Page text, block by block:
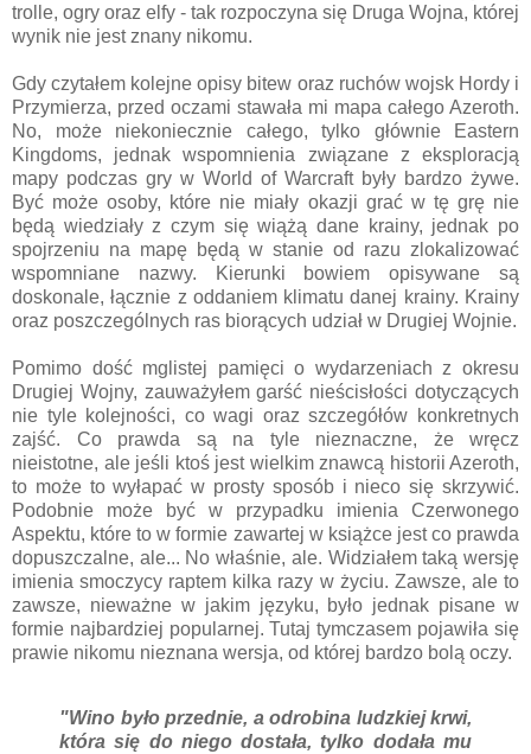
trolle, ogry oraz elfy - tak rozpoczyna się Druga Wojna, której
wynik nie jest znany nikomu.
Gdy czytałem kolejne opisy bitew oraz ruchów wojsk Hordy i
Przymierza, przed oczami stawała mi mapa całego Azeroth.
No, może niekoniecznie całego, tylko głównie Eastern
Kingdoms, jednak wspomnienia związane z eksploracją
mapy podczas gry w World of Warcraft były bardzo żywe.
Być może osoby, które nie miały okazji grać w tę grę nie
będą wiedziały z czym się wiążą dane krainy, jednak po
spojrzeniu na mapę będą w stanie od razu zlokalizować
wspomniane nazwy. Kierunki bowiem opisywane są
doskonale, łącznie z oddaniem klimatu danej krainy. Krainy
oraz poszczególnych ras biorących udział w Drugiej Wojnie.
Pomimo dość mglistej pamięci o wydarzeniach z okresu
Drugiej Wojny, zauważyłem garść nieścisłości dotyczących
nie tyle kolejności, co wagi oraz szczegółów konkretnych
zajść. Co prawda są na tyle nieznaczne, że wręcz
nieistotne, ale jeśli ktoś jest wielkim znawcą historii Azeroth,
to może to wyłapać w prosty sposób i nieco się skrzywić.
Podobnie może być w przypadku imienia Czerwonego
Aspektu, które to w formie zawartej w książce jest co prawda
dopuszczalne, ale... No właśnie, ale. Widziałem taką wersję
imienia smoczycy raptem kilka razy w życiu. Zawsze, ale to
zawsze, nieważne w jakim języku, było jednak pisane w
formie najbardziej popularnej. Tutaj tymczasem pojawiła się
prawie nikomu nieznana wersja, od której bardzo bolą oczy.
"Wino było przednie, a odrobina ludzkiej krwi,
która się do niego dostała, tylko dodała mu